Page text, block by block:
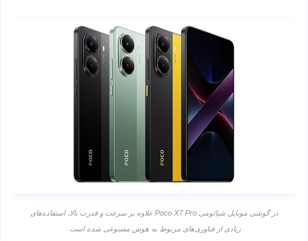
در گوشی موبایل شیائومی Poco X7 Pro علاوه بر سرعت و قدرت بالا، استفاده‌های
زیادی از فناوری‌های مربوط به هوش مصنوعی شده است.